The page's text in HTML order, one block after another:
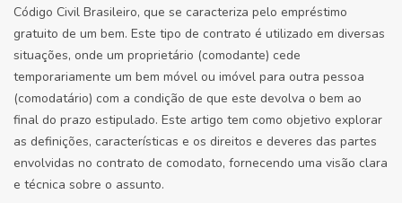
Código Civil Brasileiro, que se caracteriza pelo empréstimo
gratuito de um bem. Este tipo de contrato é utilizado em diversas
situações, onde um proprietário (comodante) cede
temporariamente um bem móvel ou imóvel para outra pessoa
(comodatário) com a condição de que este devolva o bem ao
final do prazo estipulado. Este artigo tem como objetivo explorar
as definições, características e os direitos e deveres das partes
envolvidas no contrato de comodato, fornecendo uma visão clara
e técnica sobre o assunto.